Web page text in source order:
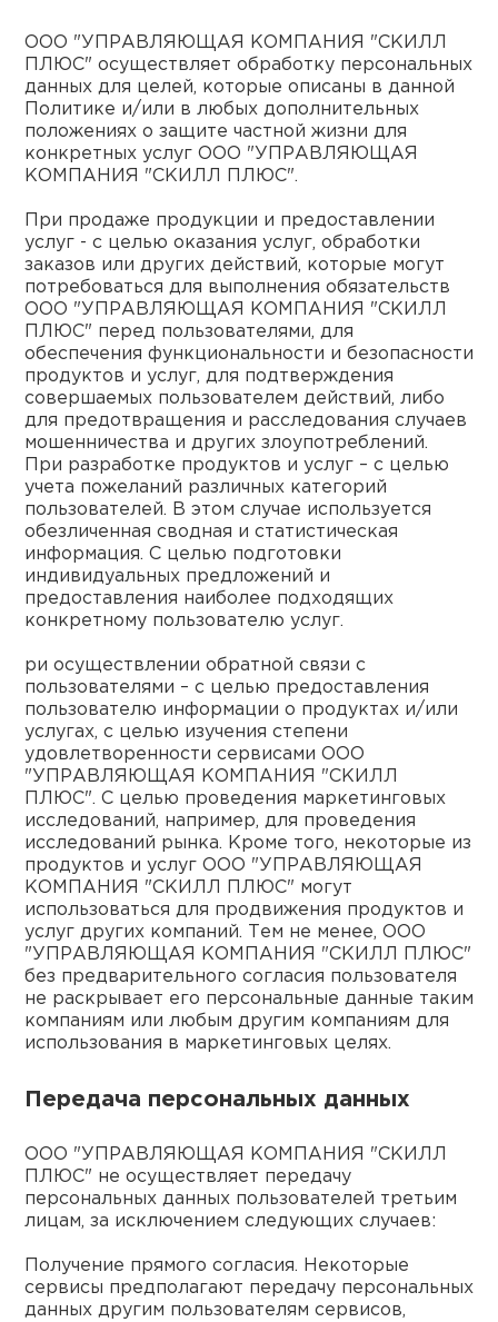
ООО "УПРАВЛЯЮЩАЯ КОМПАНИЯ "СКИЛЛ
ПЛЮС" осуществляет обработку персональных
данных для целей, которые описаны в данной
Политике и/или в любых дополнительных
положениях о защите частной жизни для
конкретных услуг ООО "УПРАВЛЯЮЩАЯ
КОМПАНИЯ "СКИЛЛ ПЛЮС".
При продаже продукции и предоставлении
услуг - с целью оказания услуг, обработки
заказов или других действий, которые могут
потребоваться для выполнения обязательств
ООО "УПРАВЛЯЮЩАЯ КОМПАНИЯ "СКИЛЛ
ПЛЮС" перед пользователями, для
обеспечения функциональности и безопасности
продуктов и услуг, для подтверждения
совершаемых пользователем действий, либо
для предотвращения и расследования случаев
мошенничества и других злоупотреблений.
При разработке продуктов и услуг – с целью
учета пожеланий различных категорий
пользователей. В этом случае используется
обезличенная сводная и статистическая
информация. С целью подготовки
индивидуальных предложений и
предоставления наиболее подходящих
конкретному пользователю услуг.
ри осуществлении обратной связи с
пользователями – с целью предоставления
пользователю информации о продуктах и/или
услугах, с целью изучения степени
удовлетворенности сервисами ООО
"УПРАВЛЯЮЩАЯ КОМПАНИЯ "СКИЛЛ
ПЛЮС". С целью проведения маркетинговых
исследований, например, для проведения
исследований рынка. Кроме того, некоторые из
продуктов и услуг ООО "УПРАВЛЯЮЩАЯ
КОМПАНИЯ "СКИЛЛ ПЛЮС" могут
использоваться для продвижения продуктов и
услуг других компаний. Тем не менее, ООО
"УПРАВЛЯЮЩАЯ КОМПАНИЯ "СКИЛЛ ПЛЮС"
без предварительного согласия пользователя
не раскрывает его персональные данные таким
компаниям или любым другим компаниям для
использования в маркетинговых целях.
Передача персональных данных
ООО "УПРАВЛЯЮЩАЯ КОМПАНИЯ "СКИЛЛ
ПЛЮС" не осуществляет передачу
персональных данных пользователей третьим
лицам, за исключением следующих случаев:
Получение прямого согласия. Некоторые
сервисы предполагают передачу персональных
данных другим пользователям сервисов,